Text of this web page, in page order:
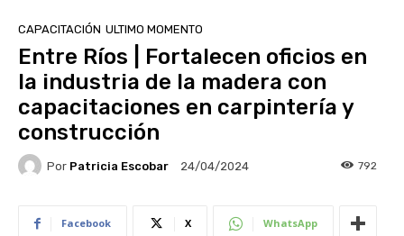
CAPACITACIÓN ULTIMO MOMENTO
Entre Ríos | Fortalecen oficios en
la industria de la madera con
capacitaciones en carpintería y
construcción
Por Patricia Escobar 24/04/2024 792
Facebook X WhatsApp